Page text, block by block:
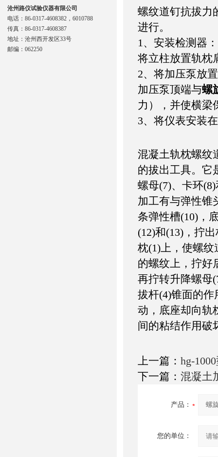
螺纹道钉抗拔力
进行。
1、安装检测器
将立柱放置轨枕
2、将加压泵放
加压泵顶端与螺
力），并使横梁
3、将仪表安装
混凝土轨枕螺纹
的拔出工具。它
螺母(7)、卡环
加工有与弹性锥
条弹性槽(10)，
(12)和(13)，拧
枕(1)上，使螺
的螺纹上，拧好
再拧转升降螺母
拔杆(4)锥面的
动，底座却向轨
间的粘结作用破
上一篇： hg-
下一篇： 混凝土
产品：
您的单位：
沧州路仪试验仪器有限公司
电话：86-0317-4608382，6010788
传真：86-0317-4608387
地址：沧州西开发区33号
邮编：062250